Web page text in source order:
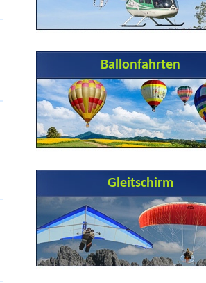
Ballonfahrten
Gleitschirm